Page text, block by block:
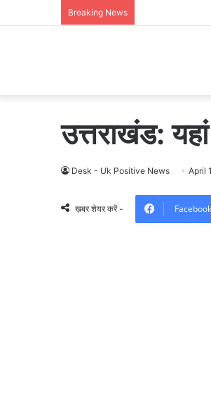
Breaking News
उत्तराखंड:
Desk - Uk Positive News April
ख़बर शेयर करें - Facebook